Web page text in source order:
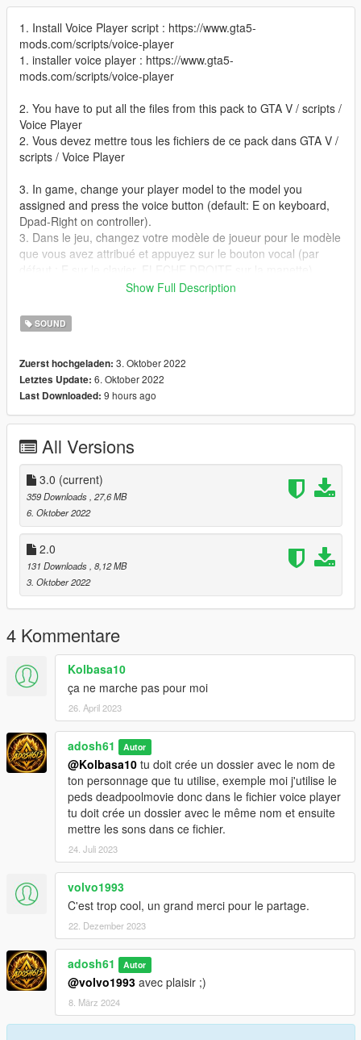
1. Install Voice Player script : https://www.gta5-
mods.com/scripts/voice-player
1. installer voice player : https://www.gta5-
mods.com/scripts/voice-player
2. You have to put all the files from this pack to GTA V / scripts /
Voice Player
2. Vous devez mettre tous les fichiers de ce pack dans GTA V /
scripts / Voice Player
3. In game, change your player model to the model you
assigned and press the voice button (default: E on keyboard,
Dpad-Right on controller).
3. Dans le jeu, changez votre modèle de joueur pour le modèle
que vous avez attribué et appuyez sur le bouton vocal (par
du mieux que je peut.
vidéos expliquant du début a la fin comment le faire
fonctionner.
merciiii!!
version 3.0
in version 3.0 i added more deadpool voices
dans la version 3.0 j'ai ajouter plus de voix de deadpool
Show Full Description
SOUND
Zuerst hochgeladen: 3. Oktober 2022
Letztes Update: 6. Oktober 2022
Last Downloaded: 9 hours ago
All Versions
3.0 (current)
359 Downloads , 27,6 MB
6. Oktober 2022
2.0
131 Downloads , 8,12 MB
3. Oktober 2022
4 Kommentare
Kolbasa10
ça ne marche pas pour moi
26. April 2023
adosh61 Autor
@Kolbasa10 tu doit crée un dossier avec le nom de
ton personnage que tu utilise, exemple moi j'utilise le
peds deadpoolmovie donc dans le fichier voice player
tu doit crée un dossier avec le même nom et ensuite
mettre les sons dans ce fichier.
24. Juli 2023
volvo1993
C'est trop cool, un grand merci pour le partage.
22. Dezember 2023
adosh61 Autor
@volvo1993 avec plaisir ;)
8. März 2024